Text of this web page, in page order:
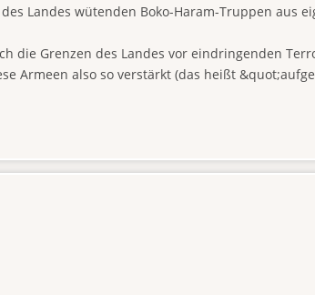
Landes wütenden Boko-Haram-Truppen aus
die Grenzen des Landes vor eindringenden
Armeen also so verstärkt (das heißt